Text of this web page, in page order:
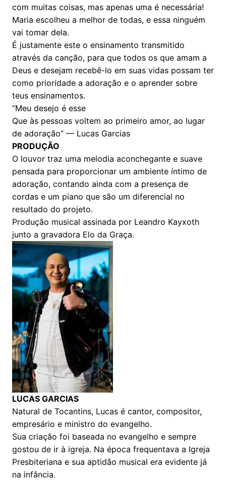
com muitas coisas, mas apenas uma é necessária!
Maria escolheu a melhor de todas, e essa ninguém
vai tomar dela.
É justamente este o ensinamento transmitido
através da canção, para que todos os que amam a
Deus e desejam recebê-lo em suas vidas possam ter
como prioridade a adoração e o aprender sobre
teus ensinamentos.
“Meu desejo é esse
Que às pessoas voltem ao primeiro amor, ao lugar
de adoração” — Lucas Garcias
PRODUÇÃO
O louvor traz uma melodia aconchegante e suave
pensada para proporcionar um ambiente íntimo de
adoração, contando ainda com a presença de
cordas e um piano que são um diferencial no
resultado do projeto.
Produção musical assinada por Leandro Kayxoth
junto a gravadora Elo da Graça.
LUCAS GARCIAS
Natural de Tocantins, Lucas é cantor, compositor,
empresário e ministro do evangelho.
Sua criação foi baseada no evangelho e sempre
gostou de ir à igreja. Na época frequentava a Igreja
Presbiteriana e sua aptidão musical era evidente já
na infância.